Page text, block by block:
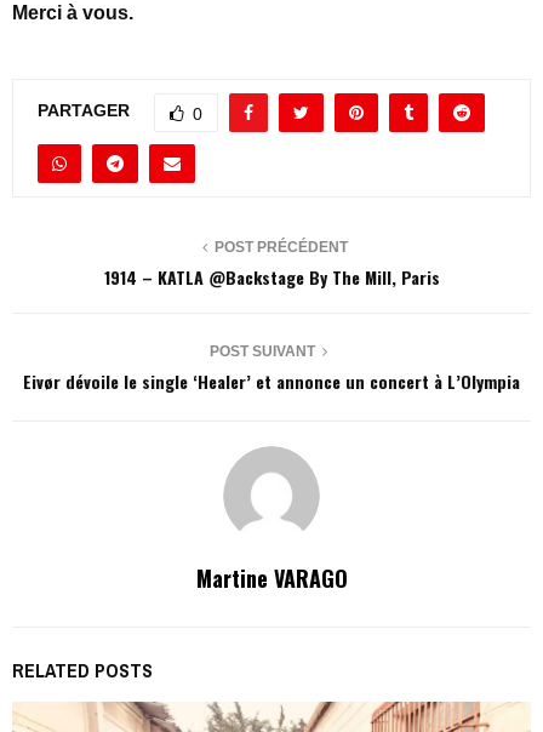
Merci à vous.
PARTAGER 0
POST PRÉCÉDENT
1914 – KATLA @Backstage By The Mill, Paris
POST SUIVANT
Eivør dévoile le single ‘Healer’ et annonce un concert à L’Olympia
Martine VARAGO
RELATED POSTS